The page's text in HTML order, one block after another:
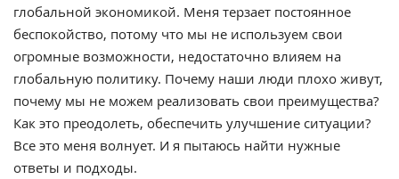
глобальной экономикой. Меня терзает постоянное
беспокойство, потому что мы не используем свои
огромные возможности, недостаточно влияем на
глобальную политику. Почему наши люди плохо живут,
почему мы не можем реализовать свои преимущества?
Как это преодолеть, обеспечить улучшение ситуации?
Все это меня волнует. И я пытаюсь найти нужные
ответы и подходы.